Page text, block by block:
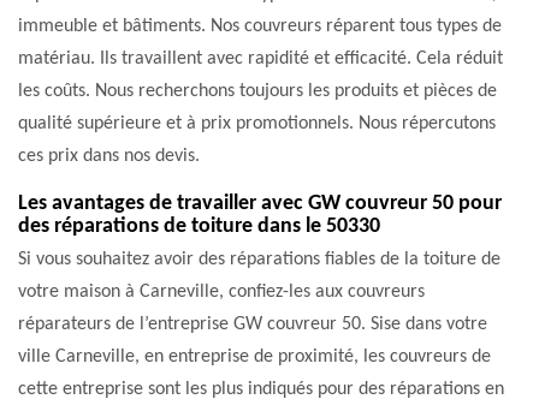
immeuble et bâtiments. Nos couvreurs réparent tous types de
matériau. Ils travaillent avec rapidité et efficacité. Cela réduit
les coûts. Nous recherchons toujours les produits et pièces de
qualité supérieure et à prix promotionnels. Nous répercutons
ces prix dans nos devis.
Les avantages de travailler avec GW couvreur 50 pour
des réparations de toiture dans le 50330
Si vous souhaitez avoir des réparations fiables de la toiture de
votre maison à Carneville, confiez-les aux couvreurs
réparateurs de l’entreprise GW couvreur 50. Sise dans votre
ville Carneville, en entreprise de proximité, les couvreurs de
cette entreprise sont les plus indiqués pour des réparations en